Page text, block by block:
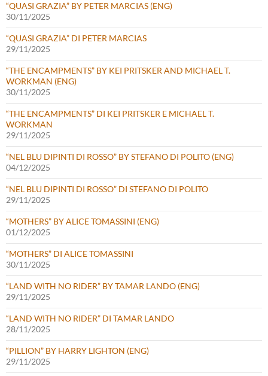
“QUASI GRAZIA” BY PETER MARCIAS (ENG)
30/11/2025
“QUASI GRAZIA” DI PETER MARCIAS
29/11/2025
“THE ENCAMPMENTS” BY KEI PRITSKER AND MICHAEL T.
WORKMAN (ENG)
30/11/2025
“THE ENCAMPMENTS” DI KEI PRITSKER E MICHAEL T.
WORKMAN
29/11/2025
“NEL BLU DIPINTI DI ROSSO” BY STEFANO DI POLITO (ENG)
04/12/2025
“NEL BLU DIPINTI DI ROSSO” DI STEFANO DI POLITO
29/11/2025
“MOTHERS” BY ALICE TOMASSINI (ENG)
01/12/2025
“MOTHERS” DI ALICE TOMASSINI
30/11/2025
“LAND WITH NO RIDER” BY TAMAR LANDO (ENG)
29/11/2025
“LAND WITH NO RIDER” DI TAMAR LANDO
28/11/2025
“PILLION” BY HARRY LIGHTON (ENG)
29/11/2025